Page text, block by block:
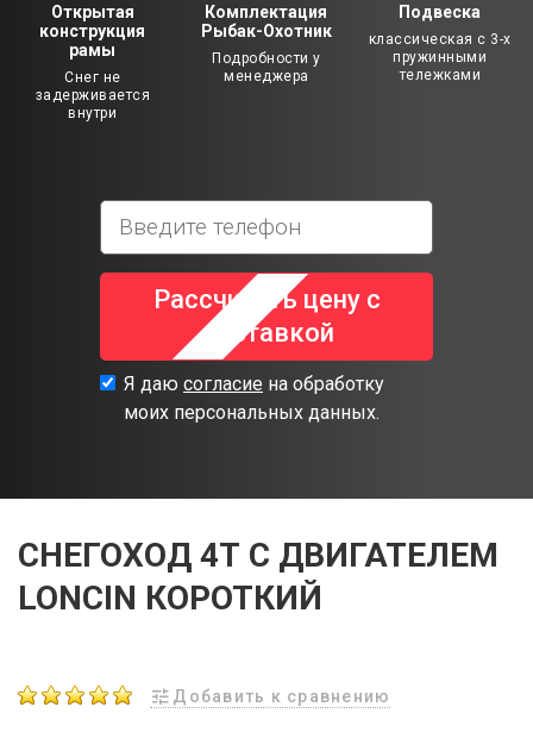
Открытая
конструкция
рамы
Снег не
задерживается
внутри
Комплектация
Рыбак-Охотник
Подробности у
менеджера
Подвеска
классическая с 3-х
пружинными
тележками
Рассчитать цену с
доставкой
Я даю согласие на обработку
моих персональных данных.
СНЕГОХОД 4Т С ДВИГАТЕЛЕМ
LONCIN КОРОТКИЙ
Добавить к сравнению